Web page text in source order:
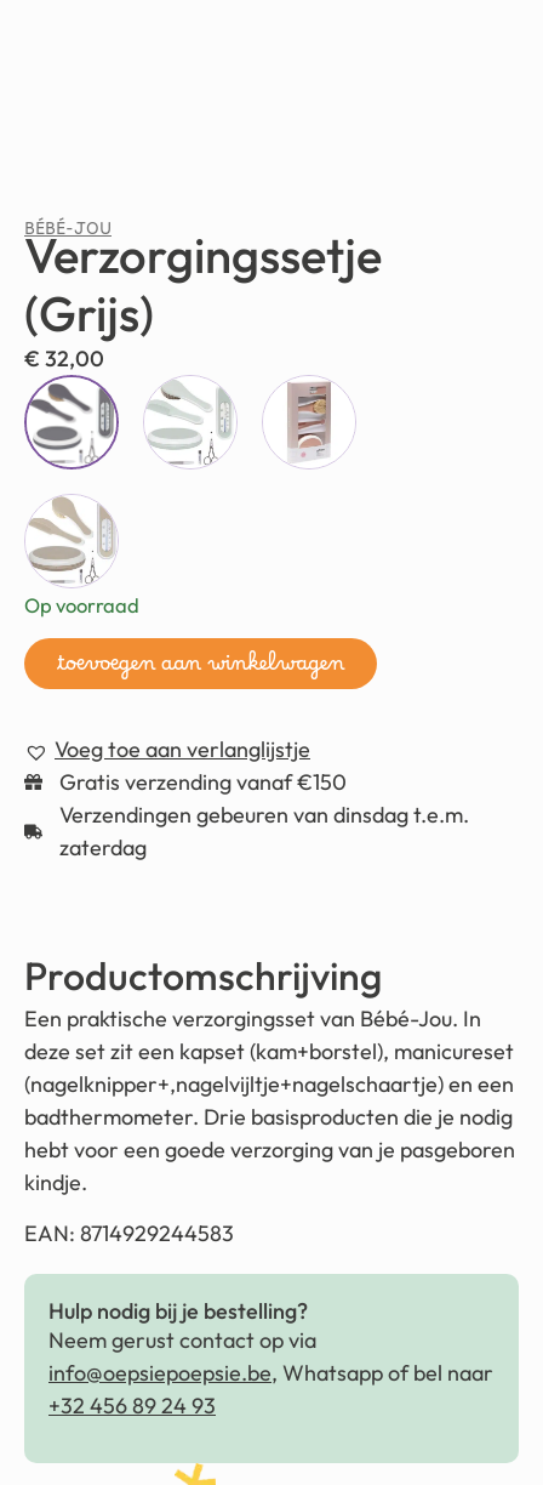
BÉBÉ-JOU
Verzorgingssetje
(Grijs)
€ 32,00
Op voorraad
toevoegen aan winkelwagen
Voeg toe aan verlanglijstje
Gratis verzending vanaf €150
Verzendingen gebeuren van dinsdag t.e.m.
zaterdag
Productomschrijving
Een praktische verzorgingsset van Bébé-Jou. In
deze set zit een kapset (kam+borstel), manicureset
(nagelknipper+,nagelvijltje+nagelschaartje) en een
badthermometer. Drie basisproducten die je nodig
hebt voor een goede verzorging van je pasgeboren
kindje.
EAN: 8714929244583
Hulp nodig bij je bestelling?
Neem gerust contact op via
info@oepsiepoepsie.be, Whatsapp of bel naar
+32 456 89 24 93